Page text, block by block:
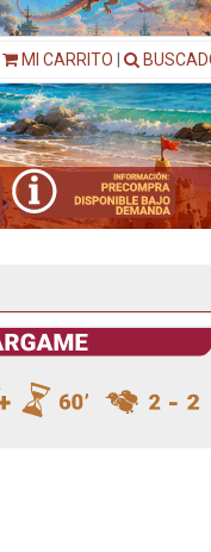
MI CARRITO